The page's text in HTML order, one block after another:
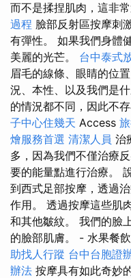
而不是揉捏肌肉，這非
過程 臉部反射區按摩刺
有彈性。 如果我們身體
美麗的光芒。 台中泰式
眉毛的線條、眼睛的位
況、本性、以及我們是
的情況都不同，因此不
子中心住幾天 Access
燴服務首選 清潔人員 治
多，因為我們不僅治療
要的能量點進行治療。
到西式足部按摩，透過
作用。 透過按摩這些肌
和其他皺紋。 我們的臉
的臉部肌膚。 - 水果餐飲
助找人行蹤 台中台胞證
辦法 按摩具有如此奇妙